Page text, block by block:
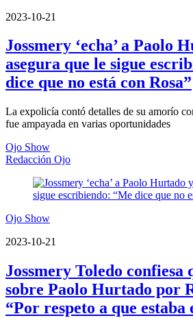
2023-10-21
Jossmery ‘echa’ a Paolo
asegura que le sigue
dice que no está con Rosa”
La expolicía contó detalles de su amorío
fue ampayada en varias oportunidades
Ojo Show
Redacción Ojo
Ojo Show
2023-10-21
Jossmery Toledo confiesa
sobre Paolo Hurtado por
“Por respeto a que estaba